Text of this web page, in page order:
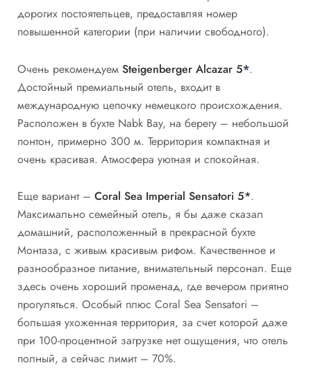
дорогих постоятельцев, предоставляя номер
повышенной категории (при наличии свободного).
Очень рекомендуем Steigenberger Alcazar 5*.
Достойный премиальный отель, входит в
международную цепочку немецкого происхождения.
Расположен в бухте Nabk Bay, на берегу – небольшой
понтон, примерно 300 м. Территория компактная и
очень красивая. Атмосфера уютная и спокойная.
Еще вариант – Coral Sea Imperial Sensatori 5*.
Максимально семейный отель, я бы даже сказал
домашний, расположенный в прекрасной бухте
Монтаза, с живым красивым рифом. Качественное и
разнообразное питание, внимательный персонал. Еще
здесь очень хороший променад, где вечером приятно
прогуляться. Особый плюс Coral Sea Sensatori –
большая ухоженная территория, за счет которой даже
при 100-процентной загрузке нет ощущения, что отель
полный, а сейчас лимит – 70%.